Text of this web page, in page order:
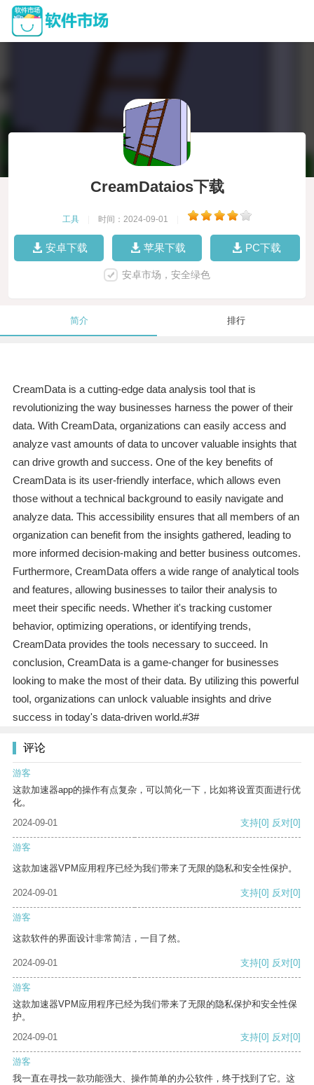
CreamDataios下载
工具 时间：2024-09-01
安卓下载 苹果下载 PC下载
安卓市场，安全绿色
简介 排行
CreamData is a cutting-edge data analysis tool that is
revolutionizing the way businesses harness the power of their
data. With CreamData, organizations can easily access and
analyze vast amounts of data to uncover valuable insights that
can drive growth and success. One of the key benefits of
CreamData is its user-friendly interface, which allows even
those without a technical background to easily navigate and
analyze data. This accessibility ensures that all members of an
organization can benefit from the insights gathered, leading to
more informed decision-making and better business outcomes.
Furthermore, CreamData offers a wide range of analytical tools
and features, allowing businesses to tailor their analysis to
meet their specific needs. Whether it's tracking customer
behavior, optimizing operations, or identifying trends,
CreamData provides the tools necessary to succeed. In
conclusion, CreamData is a game-changer for businesses
looking to make the most of their data. By utilizing this powerful
tool, organizations can unlock valuable insights and drive
success in today's data-driven world.#3#
评论
游客
这款加速器app的操作有点复杂，可以简化一下，比如将设置页面进行优
化。
2024-09-01
支持[0] 反对[0]
游客
这款加速器VPM应用程序已经为我们带来了无限的隐私和安全性保护。
2024-09-01 支持[0] 反对[0]
游客
这款软件的界面设计非常简洁，一目了然。
2024-09-01 支持[0] 反对[0]
游客
这款加速器VPM应用程序已经为我们带来了无限的隐私保护和安全性保
护。
2024-09-01
支持[0] 反对[0]
游客
我一直在寻找一款功能强大、操作简单的办公软件，终于找到了它。这